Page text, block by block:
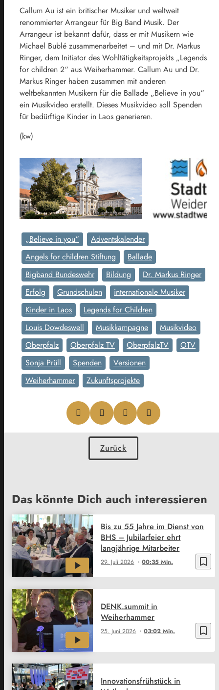
Callum Au ist ein britischer Musiker und weltweit
renommierter Arrangeur für Big Band Musik. Der
Arrangeur ist bekannt dafür, dass er mit Musikern wie
Michael Bublé zusammenarbeitet – und mit Dr. Markus
Ringer, dem Initiator des Wohltätigkeitsprojekts „Legends
for children 2“ aus Weiherhammer. Callum Au und Dr.
Markus Ringer haben zusammen mit anderen
weltbekannten Musikern für die Ballade „Believe in you“
ein Musikvideo erstellt. Dieses Musikvideo soll Spenden
für bedürftige Kinder in Laos generieren.
(kw)
„Believe in you“
Adventskalender
Angels for children Stiftung
Ballade
Bigband Bundeswehr
Bildung
Dr. Markus Ringer
Erfolg
Grundschulen
internationale Musiker
Kinder in Laos
Legends for Children
Louis Dowdeswell
Musikkampagne
Musikvideo
Oberpfalz
Oberpfalz TV OberpfalzTV
OTV
Sonja Prüll
Spenden
Versionen
Weiherhammer
Zukunftsprojekte
Zurück
Das könnte Dich auch interessieren
bookmark_border
29. Juli 2026 00:35 Min.
Bis zu 55 Jahre im Dienst von
BHS – Jubilarfeier ehrt
langjährige Mitarbeiter
bookmark_border
25. Juni 2026 03:02 Min.
DENK.summit in
Weiherhammer
Innovationsfrühstück in